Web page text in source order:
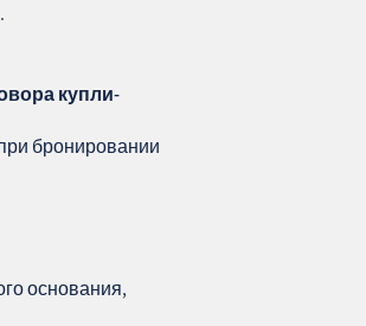
купли-
бронировании
основания,